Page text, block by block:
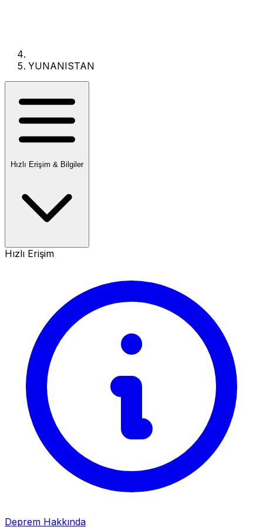
YUNANISTAN
Hızlı Erişim & Bilgiler
Hızlı Erişim
Deprem Hakkında